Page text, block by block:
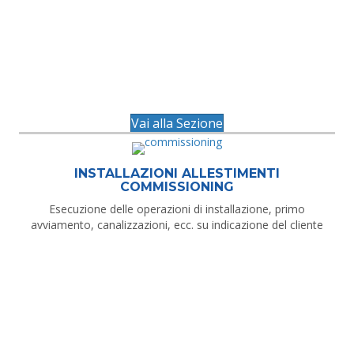
Vai alla Sezione
INSTALLAZIONI ALLESTIMENTI
COMMISSIONING
Esecuzione delle operazioni di installazione, primo
avviamento, canalizzazioni, ecc. su indicazione del cliente